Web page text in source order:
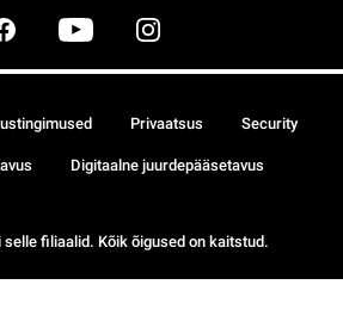
filiaalid. Kõik õigused on kaitstud.
Privaatsus Security
Digitaalne juurdepääsetavus